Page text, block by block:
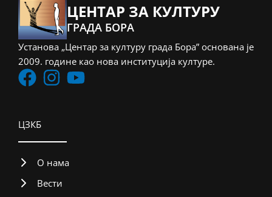
ЦЕНТАР ЗА КУЛТУРУ
ГРАДА БОРА
Установа „Центар за културу града Бора” основана је
2009. године као нова институција културе.
ЦЗКБ
О нама
Вести